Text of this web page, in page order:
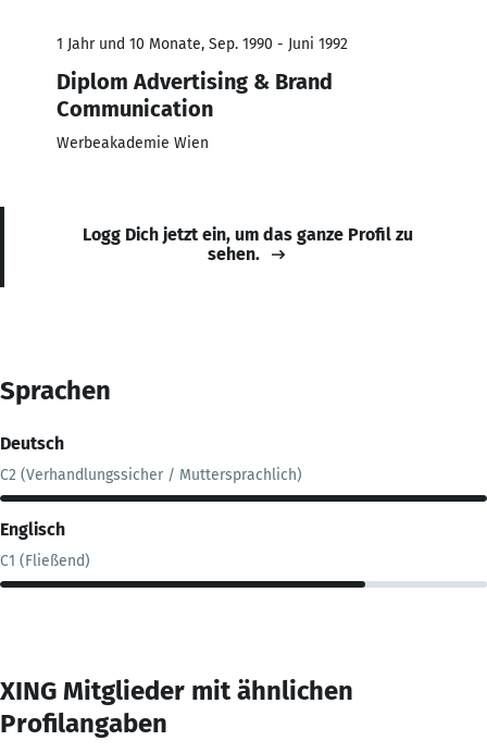
1 Jahr und 10 Monate, Sep. 1990 - Juni 1992
Diplom Advertising & Brand
Communication
Werbeakademie Wien
Logg Dich jetzt ein, um das ganze Profil zu
sehen.
Sprachen
Deutsch
C2 (Verhandlungssicher / Muttersprachlich)
Englisch
C1 (Fließend)
XING Mitglieder mit ähnlichen
Profilangaben